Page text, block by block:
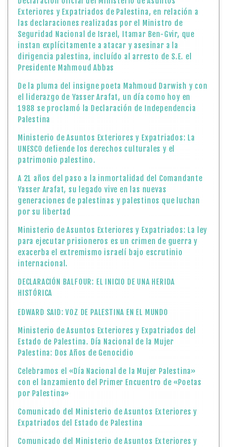
Exteriores y Expatriados de Palestina, en relación a
las declaraciones realizadas por el Ministro de
Seguridad Nacional de Israel, Itamar Ben-Gvir, que
instan explícitamente a atacar y asesinar a la
dirigencia palestina, incluído al arresto de S.E. el
Presidente Mahmoud Abbas
De la pluma del insigne poeta Mahmoud Darwish y con
el liderazgo de Yasser Arafat, un día como hoy en
1988 se proclamó la Declaración de Independencia
Palestina
Ministerio de Asuntos Exteriores y Expatriados: La
UNESCO defiende los derechos culturales y el
patrimonio palestino.
A 21 años del paso a la inmortalidad del Comandante
Yasser Arafat, su legado vive en las nuevas
generaciones de palestinas y palestinos que luchan
por su libertad
Ministerio de Asuntos Exteriores y Expatriados: La ley
para ejecutar prisioneros es un crimen de guerra y
exacerba el extremismo israelí bajo escrutinio
internacional.
DECLARACIÓN BALFOUR: EL INICIO DE UNA HERIDA
HISTÓRICA
EDWARD SAID: VOZ DE PALESTINA EN EL MUNDO
Ministerio de Asuntos Exteriores y Expatriados del
Estado de Palestina. Día Nacional de la Mujer
Palestina: Dos Años de Genocidio
Celebramos el «Día Nacional de la Mujer Palestina»
con el lanzamiento del Primer Encuentro de «Poetas
por Palestina»
Comunicado del Ministerio de Asuntos Exteriores y
Expatriados del Estado de Palestina
Comunicado del Ministerio de Asuntos Exteriores y